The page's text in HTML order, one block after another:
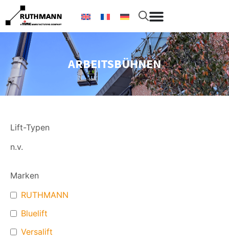
ARBEITSBÜHNEN
Lift-Typen
n.v.
Marken
RUTHMANN
Bluelift
Versalift